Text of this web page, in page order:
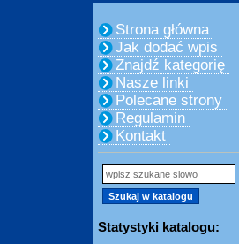
Strona główna
Jak dodać wpis
Znajdź kategorię
Nasze linki
Polecane strony
Regulamin
Kontakt
Statystyki katalogu: